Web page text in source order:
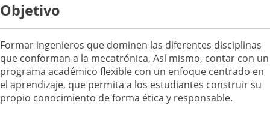
Objetivo
Formar ingenieros que dominen las diferentes disciplinas
que conforman a la mecatrónica, Así mismo, contar con un
programa académico flexible con un enfoque centrado en
el aprendizaje, que permita a los estudiantes construir su
propio conocimiento de forma ética y responsable.